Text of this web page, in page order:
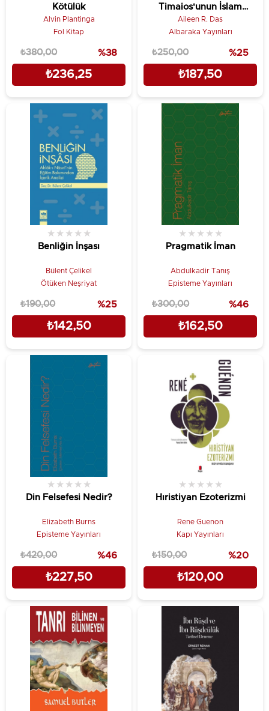
Kötülük
Alvin Plantinga
Fol Kitap
₺236,25
₺380,00 %38
Timaios'unun İslam
Düşüncesindeki Alımlanışı
Aileen R. Das
Albaraka Yayınları
₺187,50
₺250,00 %25
Benliğin İnşası
★ ★ ★ ★ ★
Bülent Çelikel
Ötüken Neşriyat
₺142,50
₺190,00 %25
Pragmatik İman
★ ★ ★ ★ ★
Abdulkadir Tanış
Episteme Yayınları
₺162,50
₺300,00 %46
Din Felsefesi Nedir?
★ ★ ★ ★ ★
Elizabeth Burns
Episteme Yayınları
₺227,50
₺420,00 %46
Hıristiyan Ezoterizmi
★ ★ ★ ★ ★
Rene Guenon
Kapı Yayınları
₺120,00
₺150,00 %20